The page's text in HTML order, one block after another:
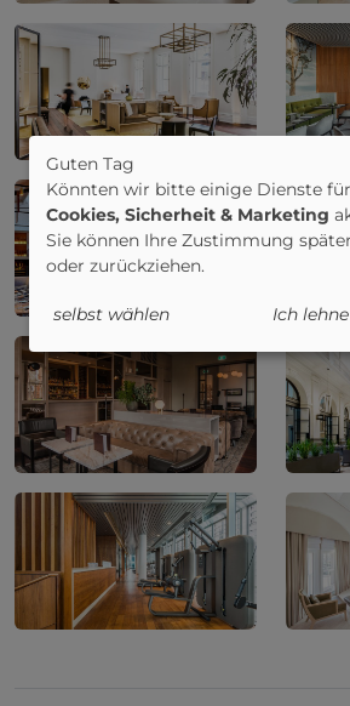
Guten Tag
Könnten wir bitte einige Dienste für
Cookies, Sicherheit & Marketing
Sie können Ihre Zustimmung
oder zurückziehen.
selbst wählen Ich